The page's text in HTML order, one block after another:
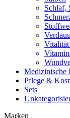
Schlaf,
Medizinische
Pflege &
Sets
Marken